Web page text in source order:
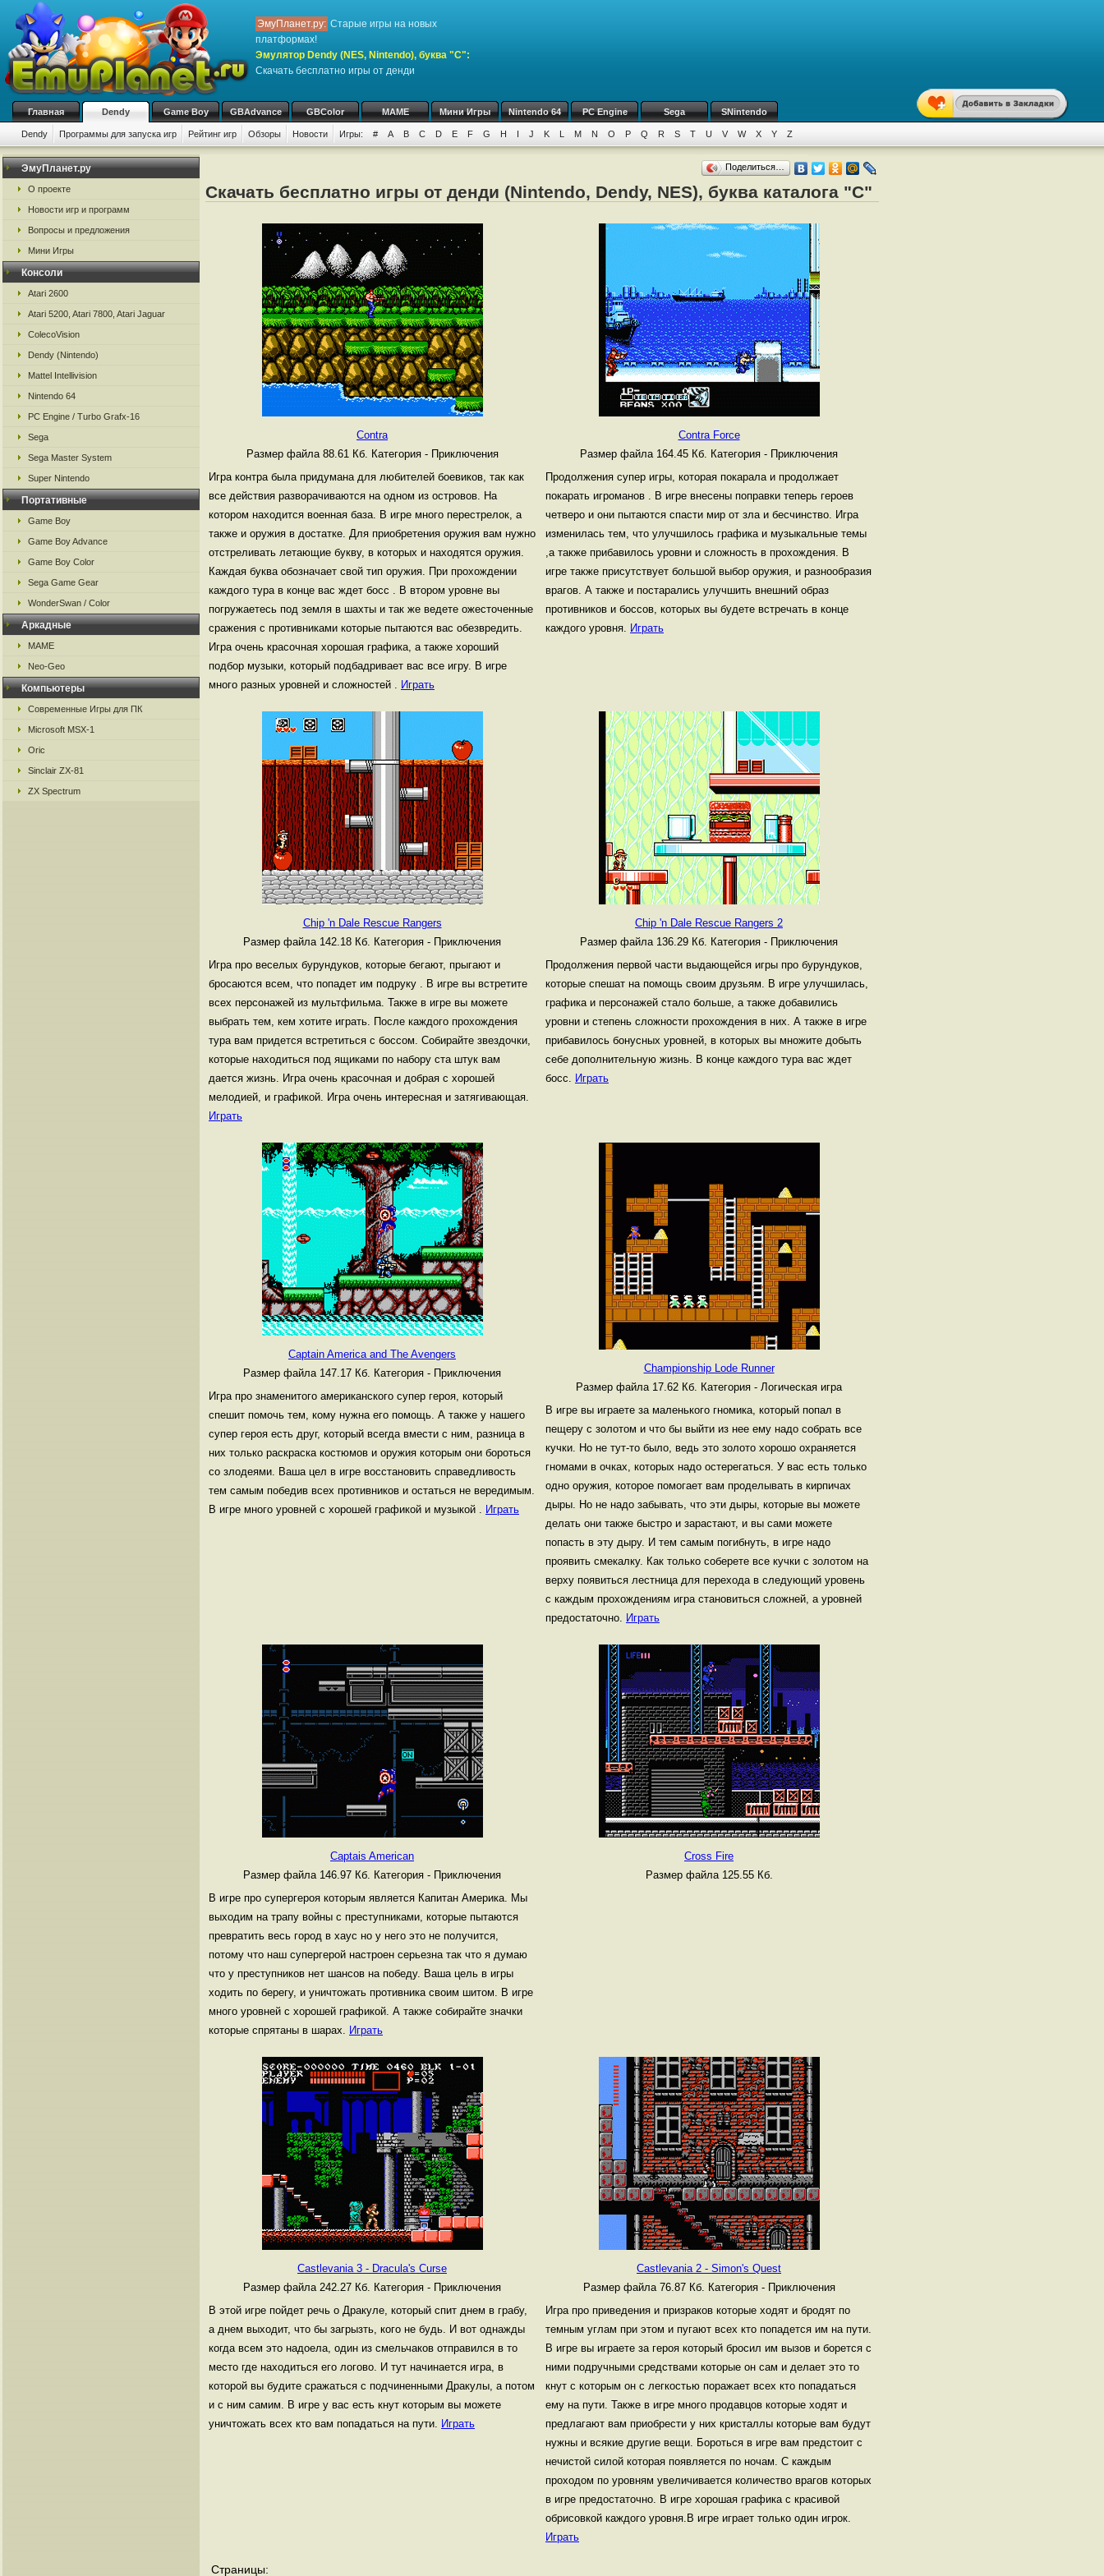
ЭмуПланет.ру: Старые игры на новых
платформах!
Эмулятор Dendy (NES, Nintendo), буква "C":
Скачать бесплатно игры от денди
Главная Dendy Game Boy GBAdvance GBColor MAME Мини Игры Nintendo 64 PC Engine Sega SNintendo
Dendy Программы для запуска игр Рейтинг игр Обзоры Новости Игры: # A B C D E F G H I J K L M N O P Q R S T U V W X Y Z
ЭмуПланет.ру
О проекте
Новости игр и программ
Вопросы и предложения
Мини Игры
Консоли
Atari 2600
Atari 5200, Atari 7800, Atari Jaguar
ColecoVision
Dendy (Nintendo)
Mattel Intellivision
Nintendo 64
PC Engine / Turbo Grafx-16
Sega
Sega Master System
Super Nintendo
Портативные
Game Boy
Game Boy Advance
Game Boy Color
Sega Game Gear
WonderSwan / Color
Аркадные
MAME
Neo-Geo
Компьютеры
Современные Игры для ПК
Microsoft MSX-1
Oric
Sinclair ZX-81
ZX Spectrum
Поделиться…
Скачать бесплатно игры от денди (Nintendo, Dendy, NES), буква каталога "C"
Contra
Размер файла 88.61 Кб. Категория - Приключения
Игра контра была придумана для любителей боевиков, так как
все действия разворачиваются на одном из островов. На
котором находится военная база. В игре много перестрелок, а
также и оружия в достатке. Для приобретения оружия вам нужно
отстреливать летающие букву, в которых и находятся оружия.
Каждая буква обозначает свой тип оружия. При прохождении
каждого тура в конце вас ждет босс . В втором уровне вы
погружаетесь под земля в шахты и так же ведете ожесточенные
сражения с противниками которые пытаются вас обезвредить.
Игра очень красочная хорошая графика, а также хороший
подбор музыки, который подбадривает вас все игру. В игре
много разных уровней и сложностей . Играть
Contra Force
Размер файла 164.45 Кб. Категория - Приключения
Продолжения супер игры, которая покарала и продолжает
покарать игроманов . В игре внесены поправки теперь героев
четверо и они пытаются спасти мир от зла и бесчинство. Игра
изменилась тем, что улучшилось графика и музыкальные темы
,а также прибавилось уровни и сложность в прохождения. В
игре также присутствует большой выбор оружия, и разнообразия
врагов. А также и постарались улучшить внешний образ
противников и боссов, которых вы будете встречать в конце
каждого уровня. Играть
Chip 'n Dale Rescue Rangers
Размер файла 142.18 Кб. Категория - Приключения
Игра про веселых бурундуков, которые бегают, прыгают и
бросаются всем, что попадет им подруку . В игре вы встретите
всех персонажей из мультфильма. Также в игре вы можете
выбрать тем, кем хотите играть. После каждого прохождения
тура вам придется встретиться с боссом. Собирайте звездочки,
которые находиться под ящиками по набору ста штук вам
дается жизнь. Игра очень красочная и добрая с хорошей
мелодией, и графикой. Игра очень интересная и затягивающая.
Играть
Chip 'n Dale Rescue Rangers 2
Размер файла 136.29 Кб. Категория - Приключения
Продолжения первой части выдающейся игры про бурундуков,
которые спешат на помощь своим друзьям. В игре улучшилась,
графика и персонажей стало больше, а также добавились
уровни и степень сложности прохождения в них. А также в игре
прибавилось бонусных уровней, в которых вы множите добыть
себе дополнительную жизнь. В конце каждого тура вас ждет
босс. Играть
Captain America and The Avengers
Размер файла 147.17 Кб. Категория - Приключения
Игра про знаменитого американского супер героя, который
спешит помочь тем, кому нужна его помощь. А также у нашего
супер героя есть друг, который всегда вмести с ним, разница в
них только раскраска костюмов и оружия которым они бороться
со злодеями. Ваша цел в игре восстановить справедливость
тем самым победив всех противников и остаться не вередимым.
В игре много уровней с хорошей графикой и музыкой . Играть
Championship Lode Runner
Размер файла 17.62 Кб. Категория - Логическая игра
В игре вы играете за маленького гномика, который попал в
пещеру с золотом и что бы выйти из нее ему надо собрать все
кучки. Но не тут-то было, ведь это золото хорошо охраняется
гномами в очках, которых надо остерегаться. У вас есть только
одно оружия, которое помогает вам проделывать в кирпичах
дыры. Но не надо забывать, что эти дыры, которые вы можете
делать они также быстро и зарастают, и вы сами можете
попасть в эту дыру. И тем самым погибнуть, в игре надо
проявить смекалку. Как только соберете все кучки с золотом на
верху появиться лестница для перехода в следующий уровень
с каждым прохождениям игра становиться сложней, а уровней
предостаточно. Играть
Captais American
Размер файла 146.97 Кб. Категория - Приключения
В игре про супергероя которым является Капитан Америка. Мы
выходим на трапу войны с преступниками, которые пытаются
превратить весь город в хаус но у него это не получится,
потому что наш супергерой настроен серьезна так что я думаю
что у преступников нет шансов на победу. Ваша цель в игры
ходить по берегу, и уничтожать противника своим шитом. В игре
много уровней с хорошей графикой. А также собирайте значки
которые спрятаны в шарах. Играть
Cross Fire
Размер файла 125.55 Кб.
Castlevania 3 - Dracula's Curse
Размер файла 242.27 Кб. Категория - Приключения
В этой игре пойдет речь о Дракуле, который спит днем в грабу,
а днем выходит, что бы загрызть, кого не будь. И вот однажды
когда всем это надоела, один из смельчаков отправился в то
место где находиться его логово. И тут начинается игра, в
которой вы будите сражаться с подчиненными Дракулы, а потом
и с ним самим. В игре у вас есть кнут которым вы можете
уничтожать всех кто вам попадаться на пути. Играть
Castlevania 2 - Simon's Quest
Размер файла 76.87 Кб. Категория - Приключения
Игра про приведения и призраков которые ходят и бродят по
темным углам при этом и пугают всех кто попадется им на пути.
В игре вы играете за героя который бросил им вызов и борется с
ними подручными средствами которые он сам и делает это то
кнут с которым он с легкостью поражает всех кто попадаться
ему на пути. Также в игре много продавцов которые ходят и
предлагают вам приобрести у них кристаллы которые вам будут
нужны и всякие другие вещи. Бороться в игре вам предстоит с
нечистой силой которая появляется по ночам. С каждым
проходом по уровням увеличивается количество врагов которых
в игре предостаточно. В игре хорошая графика с красивой
обрисовкой каждого уровня.В игре играет только один игрок.
Играть
Страницы: